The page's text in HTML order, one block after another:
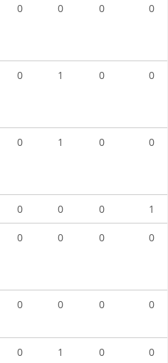
0 0 0 0
0 1 0 0
0 1 0 0
0 0 0 1
0 0 0 0
0 0 0 0
0 1 0 0